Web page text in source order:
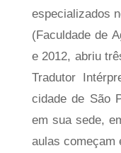
especializados
(Faculdade de
e 2012, abriu
Tradutor
cidade de São
em sua sede,
aulas começam